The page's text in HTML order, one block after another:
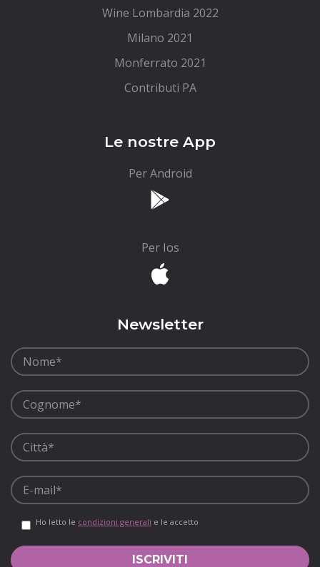
Wine Lombardia 2022
Milano 2021
Monferrato 2021
Contributi PA
Le nostre App
Per Android
Per Ios
Newsletter
Ho letto le condizioni generali e le accetto